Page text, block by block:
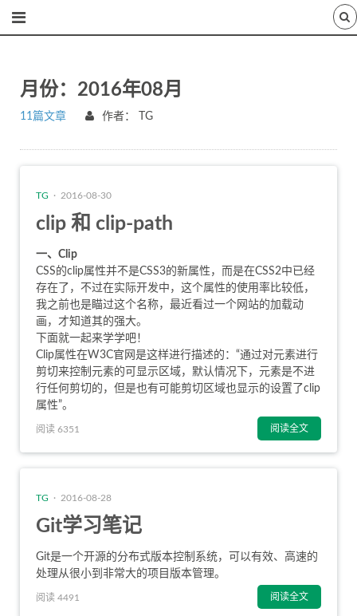
月份：2016年08月
11篇文章 作者： TG
TG · 2016-08-30
clip 和 clip-path
一、Clip
CSS的clip属性并不是CSS3的新属性，而是在CSS2中已经
存在了，不过在实际开发中，这个属性的使用率比较低，
我之前也是瞄过这个名称，最近看过一个网站的加载动
画，才知道其的强大。
下面就一起来学学吧！
Clip属性在W3C官网 是这样进行描述的：“通过对元素进行
剪切来控制元素的可显示区域，默认情况下，元素是不进
行任何剪切的，但是也有可能剪切区域也显示的设置了clip
属性”。
阅读 6351 阅读全文
TG · 2016-08-28
Git学习笔记
Git是一个开源的分布式版本控制系统，可以有效、高速的
处理从很小到非常大的项目版本管理。
阅读 4491 阅读全文